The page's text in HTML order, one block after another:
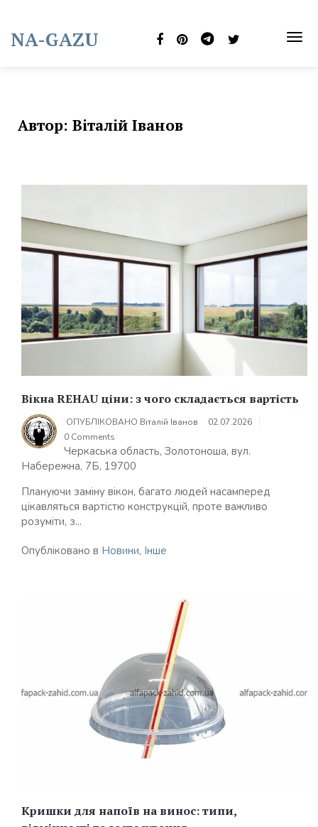
content
NA-GAZU
Автор: Віталій Іванов
Вікна REHAU ціни: з чого складається вартість
ОПУБЛІКОВАНО Віталій Іванов
02.07.2026
0 Comments
Черкаська область, Золотоноша, вул.
Набережна, 7Б, 19700
Плануючи заміну вікон, багато людей насамперед
цікавляться вартістю конструкцій, проте важливо
розуміти, з...
Опубліковано в Новини, Інше
Кришки для напоїв на винос: типи,